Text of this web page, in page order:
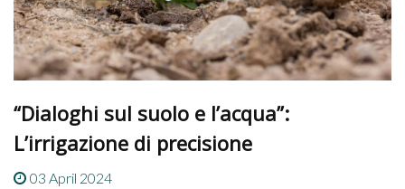
“Dialoghi sul suolo e l’acqua”:
L’irrigazione di precisione
03 April 2024